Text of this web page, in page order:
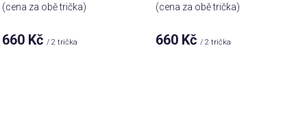
(cena za obě trička)
660 Kč / 2 trička
(cena za obě trička)
660 Kč / 2 trička